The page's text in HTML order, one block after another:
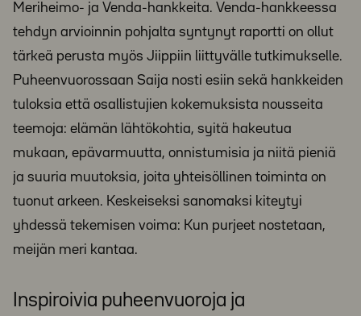
Meriheimo- ja Venda-hankkeita. Venda-hankkeessa
tehdyn arvioinnin pohjalta syntynyt raportti on ollut
tärkeä perusta myös Jiippiin liittyvälle tutkimukselle.
Puheenvuorossaan Saija nosti esiin sekä hankkeiden
tuloksia että osallistujien kokemuksista nousseita
teemoja: elämän lähtökohtia, syitä hakeutua
mukaan, epävarmuutta, onnistumisia ja niitä pieniä
ja suuria muutoksia, joita yhteisöllinen toiminta on
tuonut arkeen. Keskeiseksi sanomaksi kiteytyi
yhdessä tekemisen voima: Kun purjeet nostetaan,
meijän meri kantaa.
Inspiroivia puheenvuoroja ja